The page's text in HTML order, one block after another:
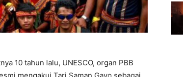
10 tahun lalu, UNESCO, organ PBB